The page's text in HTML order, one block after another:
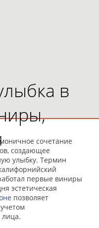
в
сочетание
создающее
улыбку. Термин
первые виниры
эстетическая
позволяет
лица.